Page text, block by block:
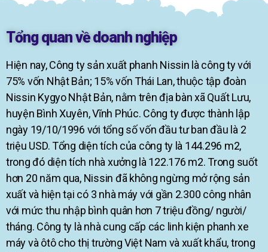
Tổng quan về doanh nghiệp
Hiện nay, Công ty sản xuất phanh Nissin là công ty với
75% vốn Nhật Bản; 15% vốn Thái Lan, thuộc tập đoàn
Nissin Kygyo Nhật Bản, nằm trên địa bàn xã Quất Lưu,
huyện Bình Xuyên, Vĩnh Phúc. Công ty được thành lập
ngày 19/10/1996 với tổng số vốn đầu tư ban đầu là 2
triệu USD. Tổng diện tích của công ty là 144.296 m2,
trong đó diện tích nhà xưởng là 122.176 m2. Trong suốt
hơn 20 năm qua, Nissin đã không ngừng mở rộng sản
xuất và hiện tại có 3 nhà máy với gần 2.300 công nhân
với mức thu nhập bình quân hơn 7 triệu đồng/ người/
tháng. Công ty là nhà cung cấp các linh kiện phanh xe
máy và ôtô cho thị trường Việt Nam và xuất khẩu, trong